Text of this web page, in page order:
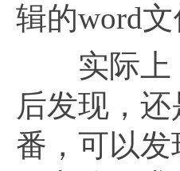
辑的word文
实际上
后发现，
番，可以